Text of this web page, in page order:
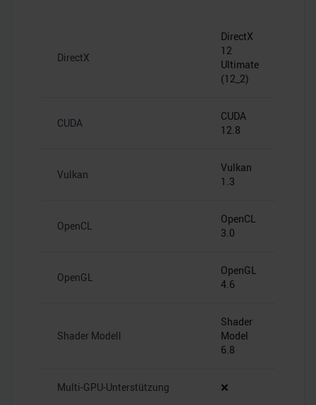
DirectX
DirectX
12
Ultimate
(12_2)
CUDA
CUDA
12.8
Vulkan
Vulkan
1.3
OpenCL
OpenCL
3.0
OpenGL
OpenGL
4.6
Shader Modell
Shader
Model
6.8
Multi-GPU-Unterstützung ❌